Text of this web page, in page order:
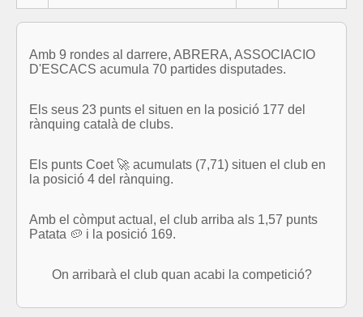
Amb 9 rondes al darrere, ABRERA, ASSOCIACIO
D'ESCACS acumula 70 partides disputades.
Els seus 23 punts el situen en la posició 177 del
rànquing català de clubs.
Els punts Coet 🚀 acumulats (7,71) situen el club en
la posició 4 del rànquing.
Amb el còmput actual, el club arriba als 1,57 punts
Patata 🥔 i la posició 169.
On arribarà el club quan acabi la competició?